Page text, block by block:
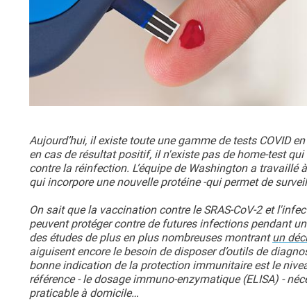
Aujourd’hui, il existe toute une gamme de tests COVID
en cas de résultat positif, il n'existe pas de home-test
contre la réinfection. L’équipe de Washington a
qui incorpore une nouvelle protéine -qui permet de
On sait que la vaccination contre le SRAS-CoV-2 et
peuvent protéger contre de futures infections pendant
des études de plus en plus nombreuses montrantun
aiguisent encore le besoin de disposer d’outils de
bonne indication de la protection immunitaire est le
référence - le dosage immuno-enzymatique (ELISA) -
praticable à domicile…